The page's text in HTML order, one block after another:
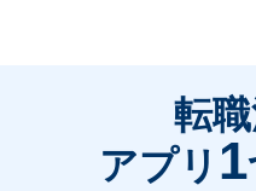
転
アプリ 1